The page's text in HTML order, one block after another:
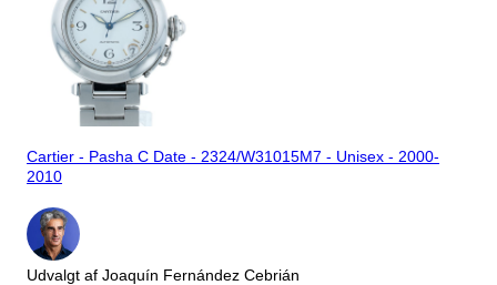
Cartier - Pasha C Date - 2324/W31015M7 - Unisex - 2000-
2010
Udvalgt af Joaquín Fernández Cebrián